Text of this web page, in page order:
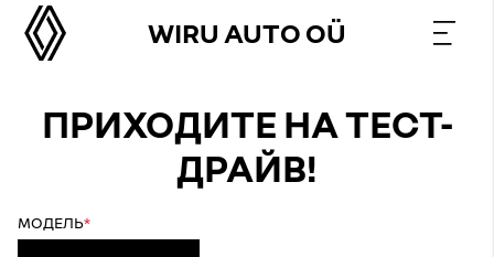
WIRU AUTO OÜ
ПРИХОДИТЕ НА ТЕСТ-
ДРАЙВ!
МОДЕЛЬ